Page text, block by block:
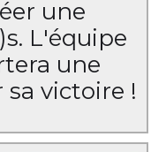
une
L'équipe
une
victoire !